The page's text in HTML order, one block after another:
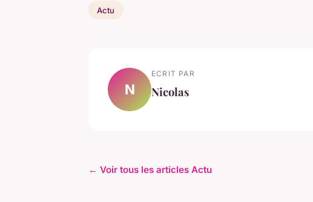
Actu
N
ECRIT PAR
Nicolas
← Voir tous les articles Actu